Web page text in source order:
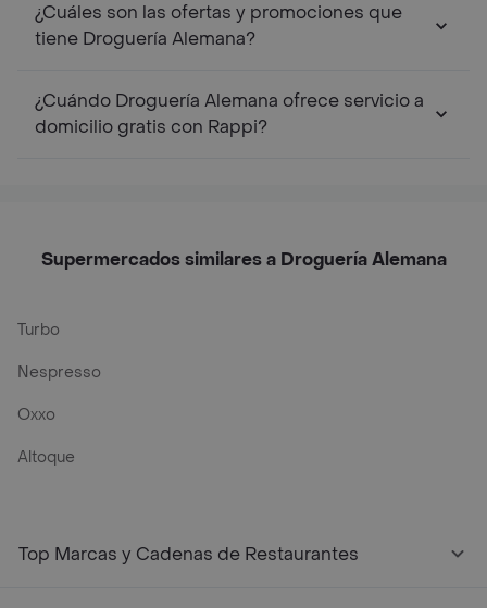
¿Cuáles son las ofertas y promociones que
tiene Droguería Alemana?
¿Cuándo Droguería Alemana ofrece servicio a
domicilio gratis con Rappi?
Supermercados similares a Droguería Alemana
Turbo
Nespresso
Oxxo
Altoque
Top Marcas y Cadenas de Restaurantes